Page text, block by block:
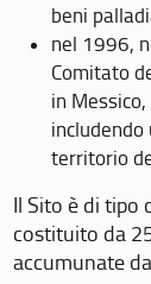
beni
nel 1996,
Comitato
in
territorio
Il Sito è di tipo
costituito da
accumunate